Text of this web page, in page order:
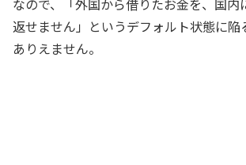
返せません」というデフォルト状態に陥
ありえません。